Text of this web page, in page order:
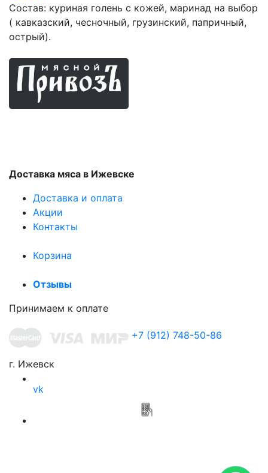
Состав: куриная голень с кожей, маринад на выбор
( кавказский, чесночный, грузинский, папричный,
острый).
Доставка мяса в Ижевске
Доставка и оплата
Акции
Контакты
Корзина
Отзывы
Принимаем к оплате
+7 (912) 748-50-86
г. Ижевск
vk